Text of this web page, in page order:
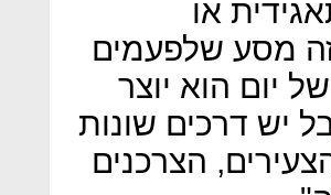
או
זה מסע שלפעמים
יום הוא יוצר
יש דרכים שונות
הצרכנים